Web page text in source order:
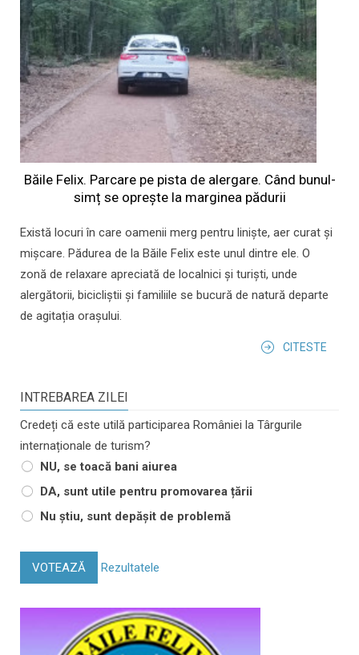
Băile Felix. Parcare pe pista de alergare. Când bunul-
simț se oprește la marginea pădurii
Există locuri în care oamenii merg pentru liniște, aer curat și
mișcare. Pădurea de la Băile Felix este unul dintre ele. O
zonă de relaxare apreciată de localnici și turiști, unde
alergătorii, bicicliștii și familiile se bucură de natură departe
de agitația orașului.
CITESTE
INTREBAREA ZILEI
Credeți că este utilă participarea României la Târgurile
internaționale de turism?
NU, se toacă bani aiurea
DA, sunt utile pentru promovarea țării
Nu știu, sunt depășit de problemă
VOTEAZĂ Rezultatele